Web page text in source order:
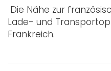
Die Nähe zur
Lade- und
Frankreich.